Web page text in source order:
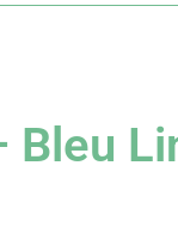
Bleu